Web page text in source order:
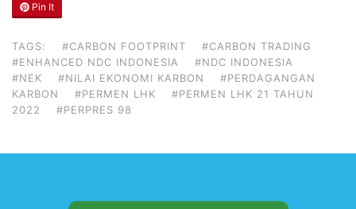
Pin It
TAGS: #CARBON FOOTPRINT
#CARBON TRADING
#ENHANCED NDC INDONESIA
#NDC INDONESIA
#NEK
#NILAI EKONOMI KARBON
#PERDAGANGAN
KARBON
#PERMEN LHK
#PERMEN LHK 21 TAHUN
2022
#PERPRES 98